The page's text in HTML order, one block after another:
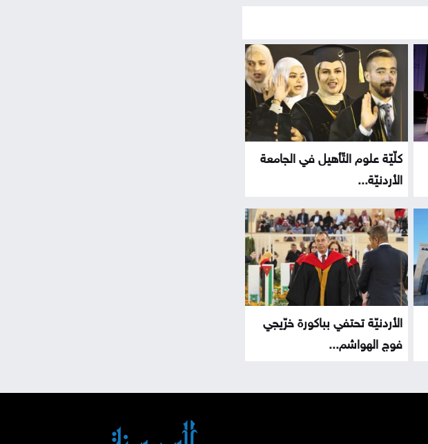
كلّيّة علوم التّأهيل في الجامعة
الأردنيّة...
الأردنيّة تحتفي بباكورة خرّيجي
فوج الهواشم...